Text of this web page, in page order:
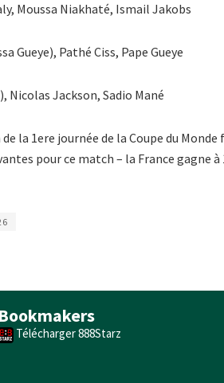
Moussa Niakhaté, Ismail Jakobs
Gueye), Pathé Ciss, Pape Gueye
Nicolas Jackson, Sadio Mané
la 1ere journée de la Coupe du Monde
pour ce match – la France gagne
Bookmakers
Télécharger 888Starz